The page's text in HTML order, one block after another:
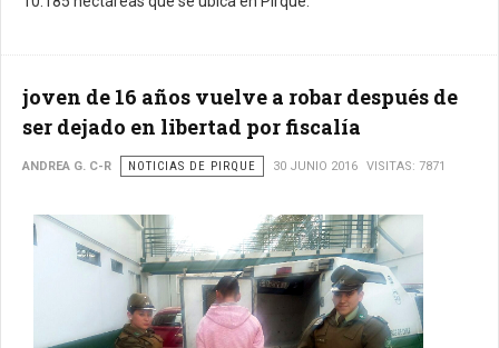
joven de 16 años vuelve a robar después de
ser dejado en libertad por fiscalía
ANDREA G. C-R NOTICIAS DE PIRQUE 30 JUNIO 2016 VISITAS: 7871